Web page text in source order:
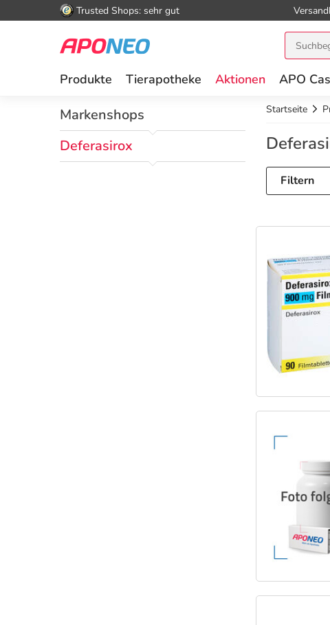
Trusted Shops: sehr gut
Produkte Tierapotheke Aktionen APO
Markenshops
Deferasirox
Startseite
Filtern